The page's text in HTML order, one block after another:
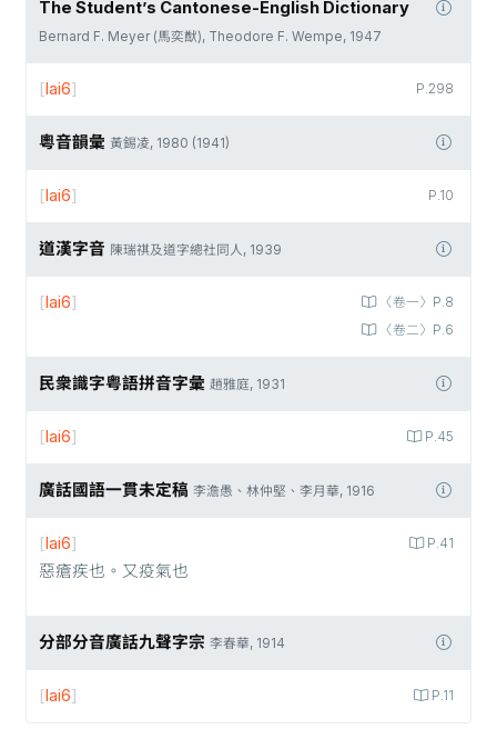
The Student’s Cantonese-English Dictionary
Bernard F. Meyer (馬奕猷), Theodore F. Wempe, 1947
P.298
[lai6]
粵音韻彙 黃錫凌, 1980 (1941)
P.10
[lai6]
道漢字音 陳瑞祺及道字總社同人, 1939
〈卷一〉P.8
〈卷二〉P.6
[lai6]
民衆識字粤語拼音字彙 趙雅庭, 1931
P.45
[lai6]
廣話國語一貫未定稿 李澹愚、林仲堅、李月華, 1916
P.41
[lai6]
惡瘡疾也。又疫氣也
分部分音廣話九聲字宗 李春華, 1914
P.11
[lai6]